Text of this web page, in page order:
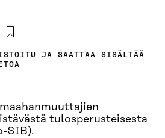
JA SAATTAA SISÄLTÄÄ
tulosperusteisesta
SIB).